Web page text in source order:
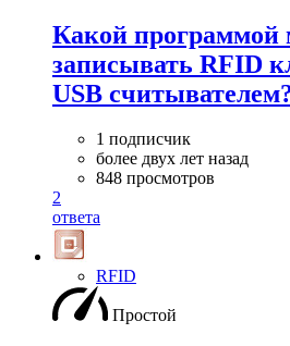
Какой программой
записывать RFID
USB
1 подписчик
более двух лет назад
848 просмотров
2
ответа
RFID
Простой